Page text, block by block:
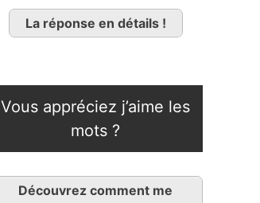
La réponse en détails !
Vous appréciez j’aime les
mots ?
Découvrez comment me